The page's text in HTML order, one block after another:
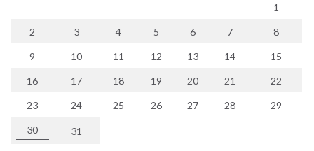
1
2 3 4 5 6 7 8
9 10 11 12 13 14 15
16 17 18 19 20 21 22
23 24 25 26 27 28 29
30 31